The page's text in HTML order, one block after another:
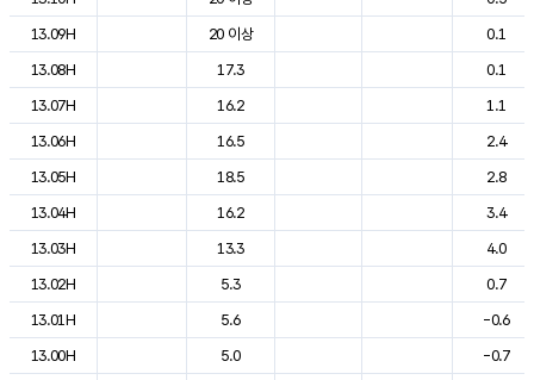
13.09H
20 이상
0.1
13.08H
17.3
0.1
13.07H
16.2
1.1
13.06H
16.5
2.4
13.05H
18.5
2.8
13.04H
16.2
3.4
13.03H
13.3
4.0
13.02H
5.3
0.7
13.01H
5.6
-0.6
13.00H
5.0
-0.7